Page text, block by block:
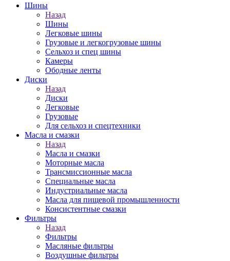
Шины
Назад
Шины
Легковые шины
Грузовые и легкогрузовые шины
Сельхоз и спец шины
Камеры
Ободные ленты
Диски
Назад
Диски
Легковые
Грузовые
Для сельхоз и спецтехники
Масла и смазки
Назад
Масла и смазки
Моторные масла
Трансмиссионные масла
Специальные масла
Индустриальные масла
Масла для пищевой промышленности
Консистентные смазки
Фильтры
Назад
Фильтры
Масляные фильтры
Воздушные фильтры